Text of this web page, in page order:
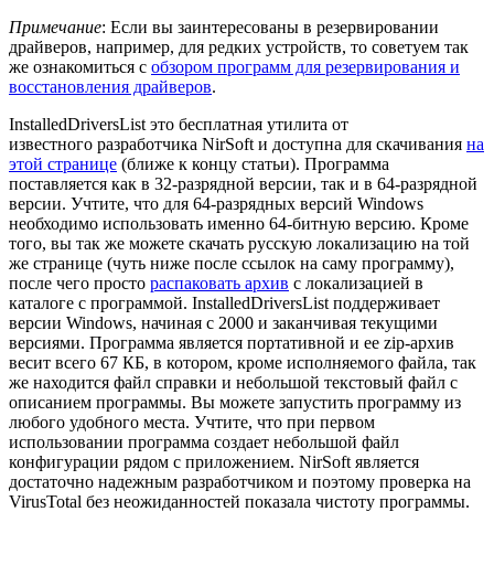
Примечание: Если вы заинтересованы в резервировании
драйверов, например, для редких устройств, то советуем так
же ознакомиться с обзором программ для резервирования и
восстановления драйверов.
InstalledDriversList это бесплатная утилита от
известного разработчика NirSoft и доступна для скачивания на
этой странице (ближе к концу статьи). Программа
поставляется как в 32-разрядной версии, так и в 64-разрядной
версии. Учтите, что для 64-разрядных версий Windows
необходимо использовать именно 64-битную версию. Кроме
того, вы так же можете скачать русскую локализацию на той
же странице (чуть ниже после ссылок на саму программу),
после чего просто распаковать архив с локализацией в
каталоге с программой. InstalledDriversList поддерживает
версии Windows, начиная с 2000 и заканчивая текущими
версиями. Программа является портативной и ее zip-архив
весит всего 67 КБ, в котором, кроме исполняемого файла, так
же находится файл справки и небольшой текстовый файл с
описанием программы. Вы можете запустить программу из
любого удобного места. Учтите, что при первом
использовании программа создает небольшой файл
конфигурации рядом с приложением. NirSoft является
достаточно надежным разработчиком и поэтому проверка на
VirusTotal без неожиданностей показала чистоту программы.